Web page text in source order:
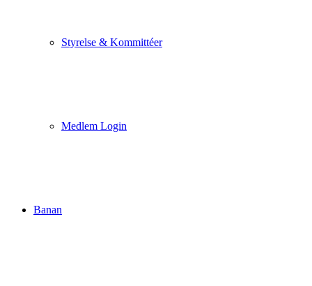
Styrelse & Kommittéer
Medlem Login
Banan